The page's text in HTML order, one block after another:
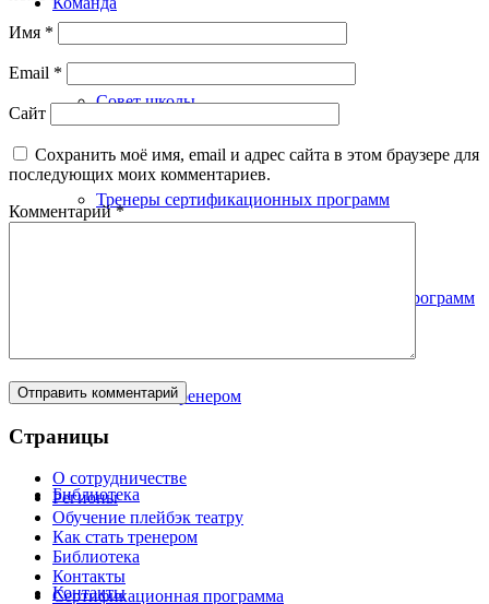
Совет школы
Тренеры сертификационных программ
Тренеры базового курса и тематических программ
Как стать тренером
Библиотека
Контакты
Имя *
Email *
Сайт
Сохранить моё имя, email и адрес сайта в этом браузере для
последующих моих комментариев.
Комментарий*
Страницы
О сотрудничестве
Регионы
Обучение плейбэк театру
Как стать тренером
Библиотека
Контакты
Сертификационная программа